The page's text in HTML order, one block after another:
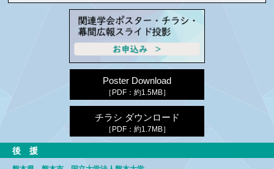
Poster Download
［PDF：約1.5MB］
チラシ ダウンロード
［PDF：約1.7MB］
後 援